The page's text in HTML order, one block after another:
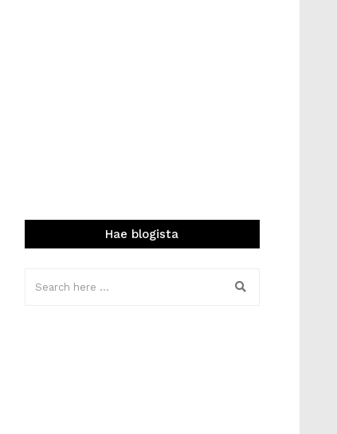
Hae blogista